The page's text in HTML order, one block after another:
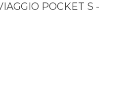
POCKET S -